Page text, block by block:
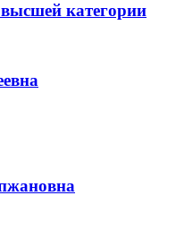
категории